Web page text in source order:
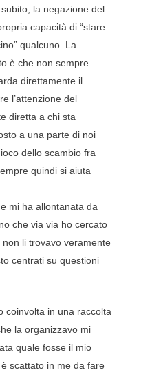
la negazione del
capacità di “stare
qualcuno. La
è che non sempre
direttamente il
l’attenzione del
diretta a chi sta
a una parte di noi
dello scambio fra
quindi si aiuta
mi ha allontanata da
che via via ho cercato
li trovavo veramente
centrati su questioni
coinvolta in una raccolta
la organizzavo mi
quale fosse il mio
scattato in me da fare